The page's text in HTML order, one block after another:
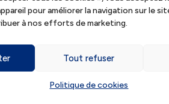
pour améliorer la navigation sur le
à nos efforts de marketing.
Tout refuser
Politique de cookies